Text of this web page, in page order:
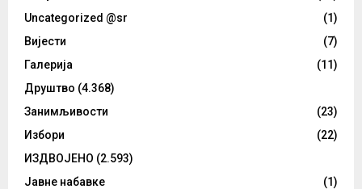
Uncategorized @sr
(1)
Вијести
(7)
Галерија
(11)
Друштво (4.368)
Занимљивости
(23)
Избори
(22)
ИЗДВОЈЕНО (2.593)
Јавне набавке
(1)